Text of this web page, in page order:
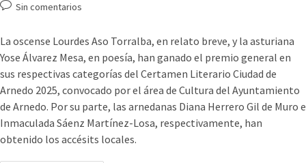
Sin comentarios
La oscense Lourdes Aso Torralba, en relato breve, y la asturiana
Yose Álvarez Mesa, en poesía, han ganado el premio general en
sus respectivas categorías del Certamen Literario Ciudad de
Arnedo 2025, convocado por el área de Cultura del Ayuntamiento
de Arnedo. Por su parte, las arnedanas Diana Herrero Gil de Muro e
Inmaculada Sáenz Martínez-Losa, respectivamente, han
obtenido los accésits locales.